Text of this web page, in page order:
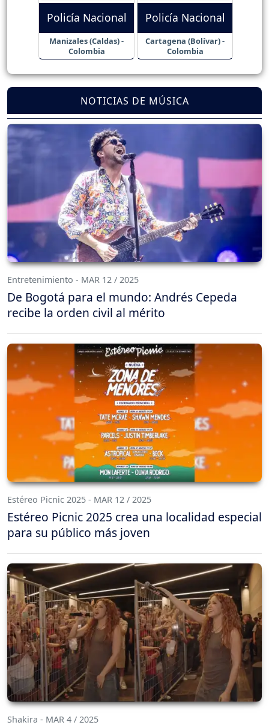
Policía Nacional
Manizales (Caldas) -
Colombia
Policía Nacional
Cartagena (Bolívar) -
Colombia
NOTICIAS DE MÚSICA
Entretenimiento - MAR 12 / 2025
De Bogotá para el mundo: Andrés Cepeda
recibe la orden civil al mérito
Estéreo Picnic 2025 - MAR 12 / 2025
Estéreo Picnic 2025 crea una localidad especial
para su público más joven
Shakira - MAR 4 / 2025